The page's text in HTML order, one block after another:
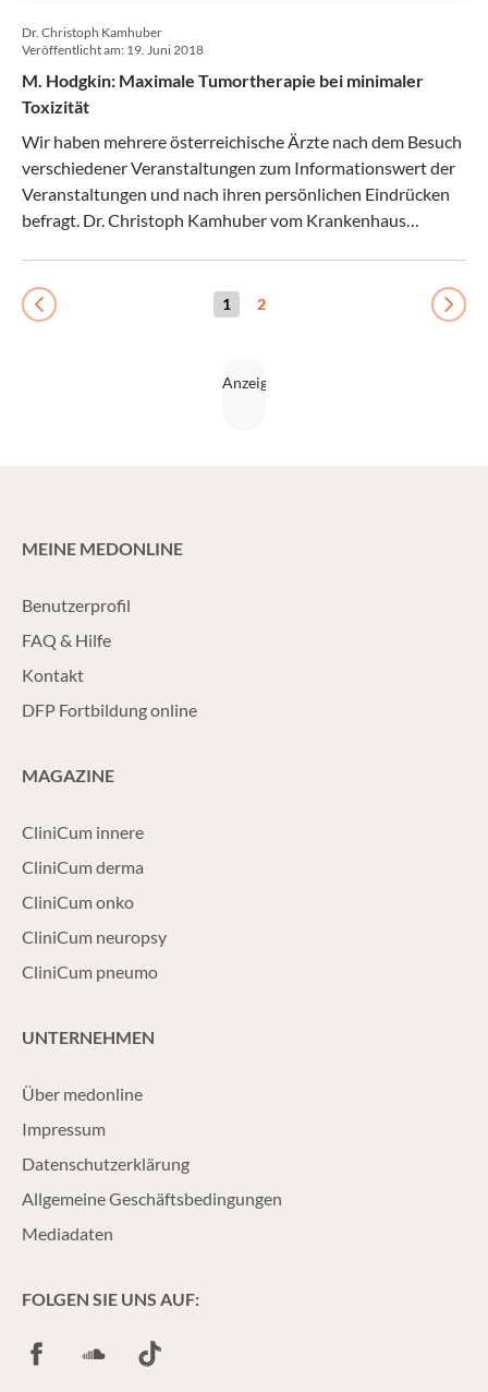
Dr. Christoph Kamhuber
Veröffentlicht am: 19. Juni 2018
M. Hodgkin: Maximale Tumortherapie bei minimaler
Toxizität
Wir haben mehrere österreichische Ärzte nach dem Besuch
verschiedener Veranstaltungen zum Informationswert der
Veranstaltungen und nach ihren persönlichen Eindrücken
befragt. Dr. Christoph Kamhuber vom Krankenhaus
Previous 1 2 Next
MEINE MEDONLINE
Benutzerprofil
FAQ & Hilfe
Kontakt
DFP Fortbildung online
MAGAZINE
CliniCum innere
CliniCum derma
CliniCum onko
CliniCum neuropsy
CliniCum pneumo
UNTERNEHMEN
Über medonline
Impressum
Datenschutzerklärung
Allgemeine Geschäftsbedingungen
Mediadaten
FOLGEN SIE UNS AUF:
FacebookSoundCloud
TikTok